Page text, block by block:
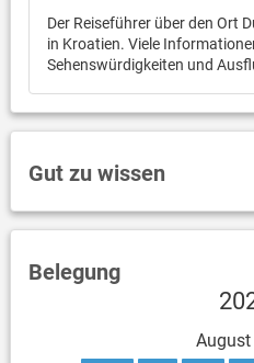
Der Reiseführer über den Ort
in Kroatien. Viele
Sehenswürdigkeiten und
Gut zu wissen
Belegung